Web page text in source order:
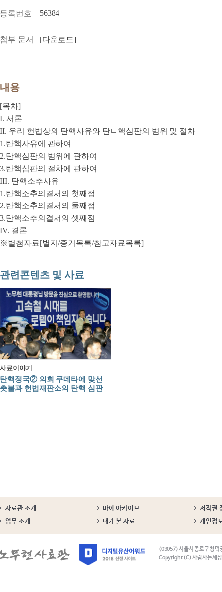
등록번호 56384
첨부 문서 [다운로드]
내용
[목차]
I. 서론
II. 우리 헌법상의 탄핵사유와 탄ㄴ핵심판의 범위 및 절차
1.탄핵사유에 관하여
2.탄핵심판의 범위에 관하여
3.탄핵심판의 절차에 관하여
III. 탄핵소추사유
1.탄핵소추의결서의 첫째점
2.탄핵소추의결서의 둘째점
3.탄핵소추의결서의 셋째점
IV. 결론
※별첨자료[별지/증거목록/참고자료목록]
관련콘텐츠 및 사료
사료이야기
탄핵정국② 의회 쿠데타에 맞선
촛불과 헌법재판소의 탄핵 심판
사료관 소개 마이 아카이브
저작권
업무 소개
내가 본 사료 개인정
(03057) 서울시 종로구 창덕
Copyright (C) 사람사는세